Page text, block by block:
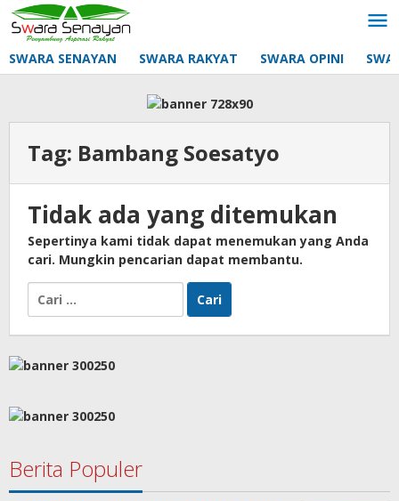
Lewati
ke
konten
SWARA SENAYAN SWARA RAKYAT SWARA OPINI
Tag: Bambang Soesatyo
Tidak ada yang ditemukan
Sepertinya kami tidak dapat menemukan yang Anda
cari. Mungkin pencarian dapat membantu.
untuk:
Berita Populer